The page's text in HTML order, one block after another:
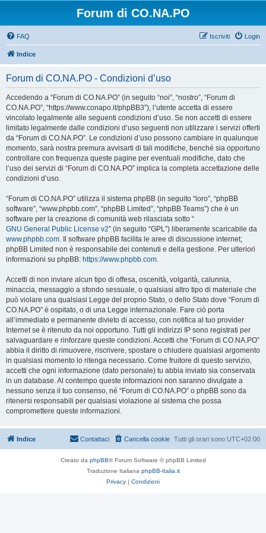
Forum di CO.NA.PO
FAQ Login
Iscriviti
Indice
Forum di CO.NA.PO - Condizioni d’uso
Accedendo a “Forum di CO.NA.PO” (in seguito “noi”, “nostro”, “Forum di
CO.NA.PO”, “https://www.conapo.it/phpBB3”), l’utente accetta di essere
vincolato legalmente alle seguenti condizioni d’uso. Se non accetti di essere
limitato legalmente dalle condizioni d’uso seguenti non utilizzare i servizi offerti
da “Forum di CO.NA.PO”. Le condizioni d’uso possono cambiare in qualunque
momento, sarà nostra premura avvisarti di tali modifiche, benché sia opportuno
controllare con frequenza queste pagine per eventuali modifiche, dato che
l’uso dei servizi di “Forum di CO.NA.PO” implica la completa accettazione delle
condizioni d’uso.
“Forum di CO.NA.PO” utilizza il sistema phpBB (in seguito “loro”, “phpBB
software”, “www.phpbb.com”, “phpBB Limited”, “phpBB Teams”) che è un
software per la creazione di comunità web rilasciata sotto “
GNU General Public License v2” (in seguito “GPL”) liberamente scaricabile da
www.phpbb.com. Il software phpBB facilita le aree di discussione internet;
phpBB Limited non è responsabile dei contenuti e della gestione. Per ulteriori
informazioni su phpBB: https://www.phpbb.com.
Accetti di non inviare alcun tipo di offesa, oscenità, volgarità, calunnia,
minaccia, messaggio a sfondo sessuale, o qualsiasi altro tipo di materiale che
può violare una qualsiasi Legge del proprio Stato, o dello Stato dove “Forum di
CO.NA.PO” è ospitato, o di una Legge internazionale. Fare ciò porta
all’immediato e permanente divieto di accesso, con notifica al tuo provider
Internet se è ritenuto da noi opportuno. Tutti gli indirizzi IP sono registrati per
salvaguardare e rinforzare queste condizioni. Accetti che “Forum di CO.NA.PO”
abbia il diritto di rimuovere, riscrivere, spostare o chiudere qualsiasi argomento
in qualsiasi momento lo ritenga necessario. Come fruitore di questo servizio,
accetti che ogni informazione (dato personale) tu abbia inviato sia conservata
in un database. Al contempo queste informazioni non saranno divulgate a
nessuno senza il tuo consenso, né “Forum di CO.NA.PO” o phpBB sono da
ritenersi responsabili per qualsiasi violazione al sistema che possa
compromettere queste informazioni.
Indice Tutti gli orari sono UTC+02:00
Cancella cookie
Contattaci
Creato da phpBB® Forum Software © phpBB Limited
Traduzione Italiana phpBB-Italia.it
Privacy | Condizioni